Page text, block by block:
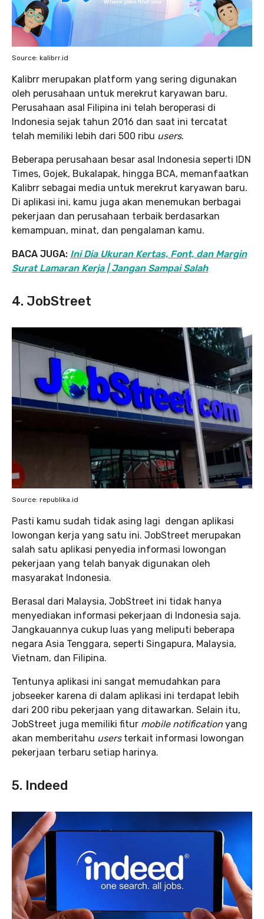
Source: kalibrr.id
Kalibrr merupakan platform yang sering digunakan
oleh perusahaan untuk merekrut karyawan baru.
Perusahaan asal Filipina ini telah beroperasi di
Indonesia sejak tahun 2016 dan saat ini tercatat
telah memiliki lebih dari 500 ribu users.
Beberapa perusahaan besar asal Indonesia seperti IDN
Times, Gojek, Bukalapak, hingga BCA, memanfaatkan
Kalibrr sebagai media untuk merekrut karyawan baru.
Di aplikasi ini, kamu juga akan menemukan berbagai
pekerjaan dan perusahaan terbaik berdasarkan
kemampuan, minat, dan pengalaman kamu.
BACA JUGA: Ini Dia Ukuran Kertas, Font, dan Margin
Surat Lamaran Kerja | Jangan Sampai Salah
4. JobStreet
Source: republika.id
Pasti kamu sudah tidak asing lagi dengan aplikasi
lowongan kerja yang satu ini. JobStreet merupakan
salah satu aplikasi penyedia informasi lowongan
pekerjaan yang telah banyak digunakan oleh
masyarakat Indonesia.
Berasal dari Malaysia, JobStreet ini tidak hanya
menyediakan informasi pekerjaan di Indonesia saja.
Jangkauannya cukup luas yang meliputi beberapa
negara Asia Tenggara, seperti Singapura, Malaysia,
Vietnam, dan Filipina.
Tentunya aplikasi ini sangat memudahkan para
jobseeker karena di dalam aplikasi ini terdapat lebih
dari 200 ribu pekerjaan yang ditawarkan. Selain itu,
JobStreet juga memiliki fitur mobile notification yang
akan memberitahu usersterkait informasi lowongan
pekerjaan terbaru setiap harinya.
5. Indeed